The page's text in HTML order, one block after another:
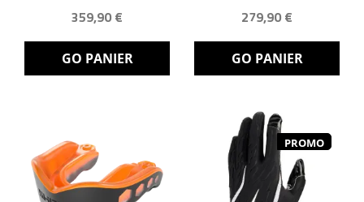
359,90 €
GO PANIER
279,90 €
GO PANIER
PROMO